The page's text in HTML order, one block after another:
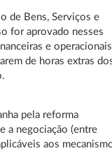
de Bens, Serviços e
for aprovado nesses
e operacionais
de horas extras
pela reforma
a negociação (entre
aos